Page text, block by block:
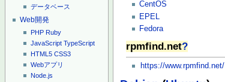
データベース
Web開発
PHP Ruby
JavaScript TypeScript
HTML5 CSS3
Webアプリ
Node.js
CentOS
EPEL
Fedora
rpmfind.net?
https://www.rpmfind.net/